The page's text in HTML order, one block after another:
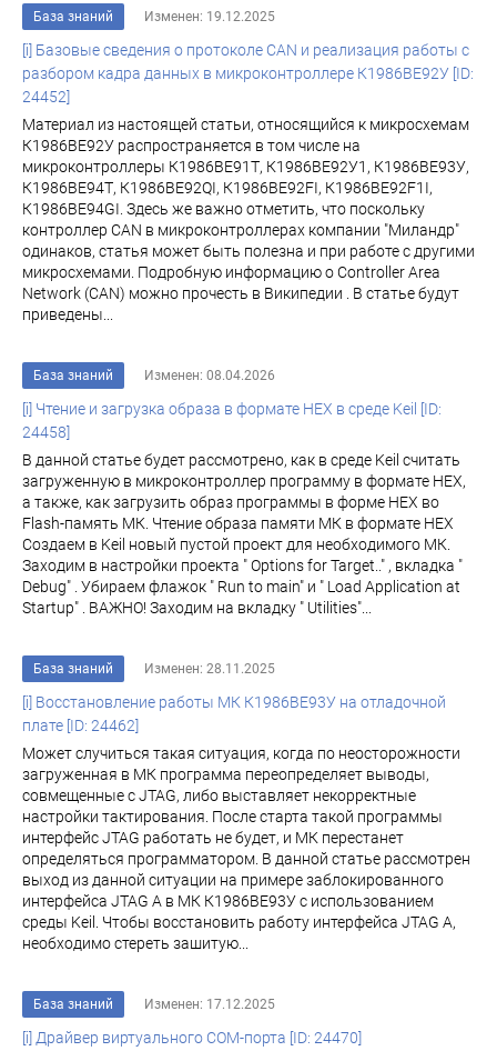
База знаний Изменен: 19.12.2025
[i] Базовые сведения о протоколе CAN и реализация работы с
разбором кадра данных в микроконтроллере К1986BE92У [ID:
24452]
Материал из настоящей статьи, относящийся к микросхемам
К1986ВЕ92У распространяется в том числе на
микроконтроллеры К1986ВЕ91Т, К1986ВЕ92У1, К1986ВЕ93У,
К1986ВЕ94Т, К1986ВЕ92QI, К1986ВЕ92FI, К1986ВЕ92F1I,
К1986ВЕ94GI. Здесь же важно отметить, что поскольку
контроллер CAN в микроконтроллерах компании "Миландр"
одинаков, статья может быть полезна и при работе с другими
микросхемами. Подробную информацию о Controller Area
Network (CAN) можно прочесть в Википедии . В статье будут
приведены...
База знаний Изменен: 08.04.2026
[i] Чтение и загрузка образа в формате HEX в среде Keil [ID:
24458]
В данной статье будет рассмотрено, как в среде Keil считать
загруженную в микроконтроллер программу в формате HEX,
а также, как загрузить образ программы в форме HEX во
Flash-память МК. Чтение образа памяти МК в формате HEX
Создаем в Keil новый пустой проект для необходимого МК.
Заходим в настройки проекта " Options for Target.." , вкладка "
Debug" . Убираем флажок " Run to main" и " Load Application at
Startup" . ВАЖНО! Заходим на вкладку " Utilities"...
База знаний Изменен: 28.11.2025
[i] Восстановление работы МК К1986ВЕ93У на отладочной
плате [ID: 24462]
Может случиться такая ситуация, когда по неосторожности
загруженная в МК программа переопределяет выводы,
совмещенные с JTAG, либо выставляет некорректные
настройки тактирования. После старта такой программы
интерфейс JTAG работать не будет, и МК перестанет
определяться программатором. В данной статье рассмотрен
выход из данной ситуации на примере заблокированного
интерфейса JTAG A в МК К1986BE93У с использованием
среды Keil. Чтобы восстановить работу интерфейса JTAG A,
необходимо стереть зашитую...
База знаний Изменен: 17.12.2025
[i] Драйвер виртуального COM-порта [ID: 24470]